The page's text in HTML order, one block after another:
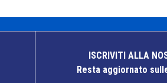
ISCRIVITI ALLA
Resta aggiornato